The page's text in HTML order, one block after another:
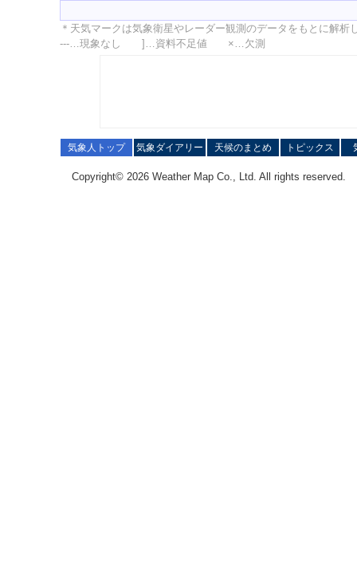
＊天気マークは気象衛星やレーダー観測のデータをもとに解
---…現象なし ]…資料不足値 ×…欠測
気象人トップ 気象ダイアリー 天候のまとめ トピックス
Copyright© 2026 Weather Map Co., Ltd. All rights reserved.